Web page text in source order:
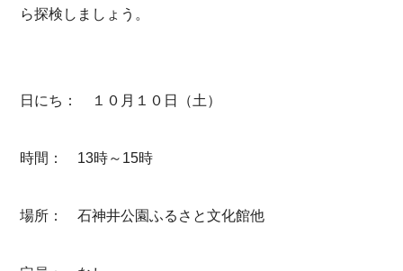
ら探検しましょう。
日にち： １０月１０日（土）
時間： 13時～15時
場所： 石神井公園ふるさと文化館他